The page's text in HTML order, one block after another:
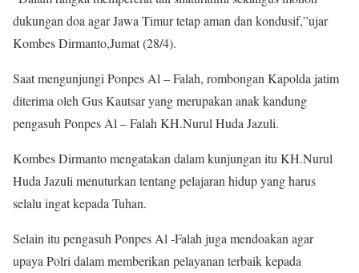
dukungan doa agar Jawa Timur tetap aman dan kondusif,”ujar
Kombes Dirmanto,Jumat (28/4).
Saat mengunjungi Ponpes Al – Falah, rombongan Kapolda jatim
diterima oleh Gus Kautsar yang merupakan anak kandung
pengasuh Ponpes Al – Falah KH.Nurul Huda Jazuli.
Kombes Dirmanto mengatakan dalam kunjungan itu KH.Nurul
Huda Jazuli menuturkan tentang pelajaran hidup yang harus
selalu ingat kepada Tuhan.
Selain itu pengasuh Ponpes Al -Falah juga mendoakan agar
upaya Polri dalam memberikan pelayanan terbaik kepada